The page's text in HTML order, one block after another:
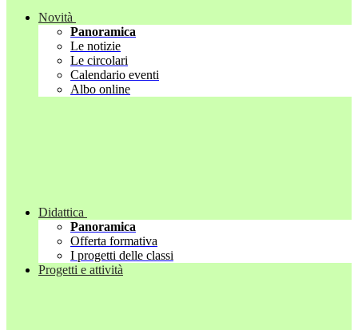
Novità
Panoramica
Le notizie
Le circolari
Calendario eventi
Albo online
Didattica
Panoramica
Offerta formativa
I progetti delle classi
Progetti e attività